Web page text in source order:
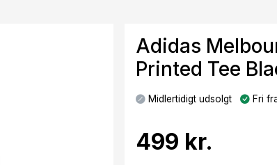
Adidas
Printed Tee
Midlertidigt udsolgt Fri
499 kr.